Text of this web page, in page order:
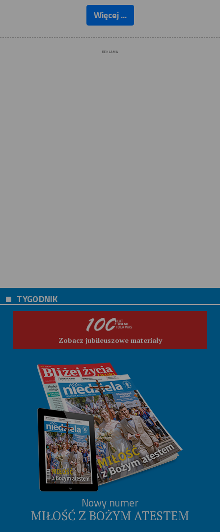
Więcej ...
REKLAMA
TYGODNIK
Zobacz jubileuszowe materiały
Nowy numer
MIŁOŚĆ Z BOŻYM ATESTEM